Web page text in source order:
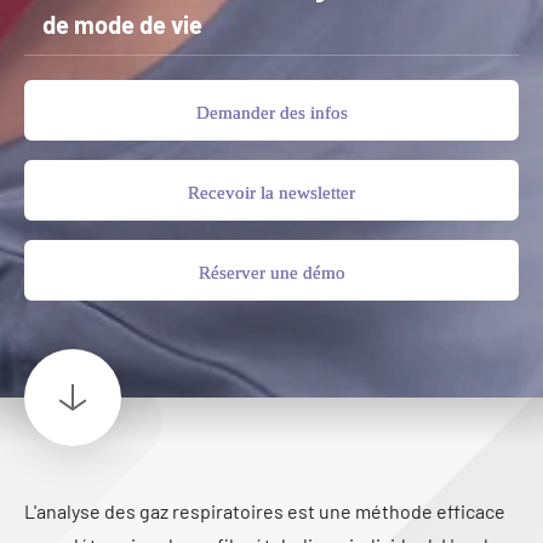
de mode de vie
Demander des infos
Recevoir la newsletter
Réserver une démo
L'analyse des gaz respiratoires est une méthode efficace